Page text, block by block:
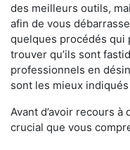
des meilleurs outils,
afin de vous
quelques procédés qui
trouver qu’ils sont
professionnels en
sont les mieux
Avant d’avoir recours
crucial que vous